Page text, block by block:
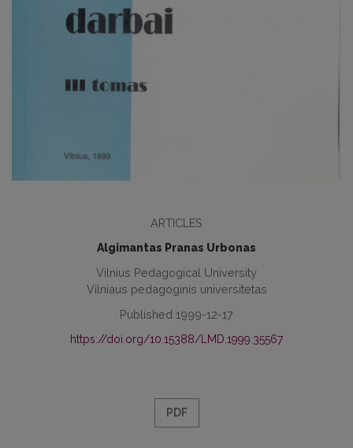
ARTICLES
Algimantas Pranas Urbonas
Vilnius Pedagogical University
Vilniaus pedagoginis universitetas
Published 1999-12-17
https://doi.org/10.15388/LMD.1999.35567
PDF